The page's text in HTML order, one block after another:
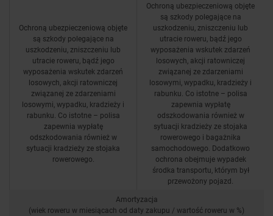
Ochroną ubezpieczeniową objęte
są szkody polegające na
uszkodzeniu, zniszczeniu lub
utracie roweru, bądź jego
wyposażenia wskutek zdarzeń
losowych, akcji ratowniczej
związanej ze zdarzeniami
losowymi, wypadku, kradzieży i
rabunku. Co istotne – polisa
zapewnia wypłatę
odszkodowania również w
sytuacji kradzieży ze stojaka
rowerowego.
Ochroną ubezpieczeniową objęte
są szkody polegające na
uszkodzeniu, zniszczeniu lub
utracie roweru, bądź jego
wyposażenia wskutek zdarzeń
losowych, akcji ratowniczej
związanej ze zdarzeniami
losowymi, wypadku, kradzieży i
rabunku. Co istotne – polisa
zapewnia wypłatę
odszkodowania również w
sytuacji kradzieży ze stojaka
rowerowego i bagażnika
samochodowego. Dodatkowo
ochrona obejmuje wypadek
środka transportu, którym był
przewożony pojazd.
Amortyzacja
(wiek roweru w miesiącach od daty zakupu / wartość roweru w %)